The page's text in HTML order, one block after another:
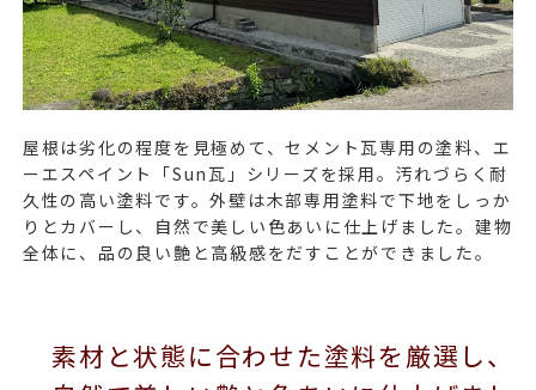
屋根は劣化の程度を見極めて、セメント瓦専用の塗料、エ
ーエスペイント「Sun瓦」シリーズを採用。汚れづらく耐
久性の高い塗料です。外壁は木部専用塗料で下地をしっか
りとカバーし、自然で美しい色あいに仕上げました。建物
全体に、品の良い艶と高級感をだすことができました。
素材と状態に合わせた塗料を厳選し、